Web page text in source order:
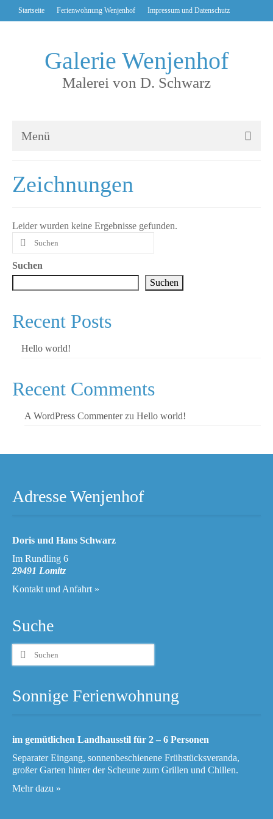
Startseite Ferienwohnung Wenjenhof Impressum und Datenschutz
Galerie Wenjenhof
Malerei von D. Schwarz
Menü
Bilder
Bilder chronologisch
Zeichnungen
Leider wurden keine Ergebnisse gefunden.
Suchen
nach:
Suchen
Suchen
Recent Posts
Hello world!
Recent Comments
A WordPress Commenterzu Hello world!
Adresse Wenjenhof
Doris und Hans Schwarz
Im Rundling 6
29491 Lomitz
Kontakt und Anfahrt »
Suche
Suchen
nach:
Sonnige Ferienwohnung
im gemütlichen Landhausstil für 2 – 6 Personen
Separater Eingang, sonnenbeschienene Frühstücksveranda,
großer Garten hinter der Scheune zum Grillen und Chillen.
Mehr dazu »